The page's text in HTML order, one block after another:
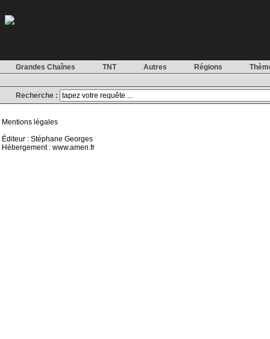
Grandes Chaînes TNT Autres Régions
Recherche :
Mentions légales
Éditeur : Stéphane Georges
Hébergement : www.amen.fr